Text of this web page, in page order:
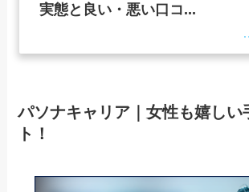
実態と良い・悪い口コ...
パソナキャリア｜女性も嬉しい
ト！